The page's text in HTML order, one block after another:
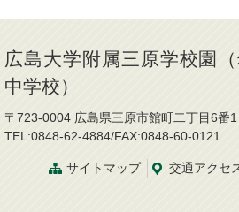
広島大学附属三原学校園
中学校）
〒723-0004 広島県三原市館町二丁目6番
TEL:0848-62-4884/FAX:0848-60-0121
サイトマップ 交通アクセ